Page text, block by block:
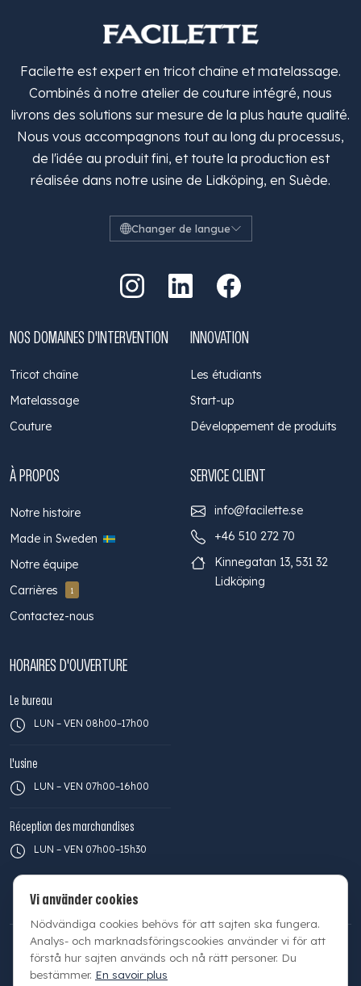
Facilette est expert en tricot chaîne et matelassage.
Combinés à notre atelier de couture intégré, nous
livrons des solutions sur mesure de la plus haute qualité.
Nous vous accompagnons tout au long du processus,
de l'idée au produit fini, et toute la production est
réalisée dans notre usine de Lidköping, en Suède.
Changer de langue
Aller sur Instagram
Aller sur LinkedIn
Aller sur
NOS DOMAINES D'INTERVENTION
Tricot chaîne
Matelassage
Couture
INNOVATION
Les étudiants
Start-up
Développement de produits
À PROPOS
Notre histoire
Made in Sweden
Notre équipe
Carrières
1
Contactez-nous
SERVICE CLIENT
info@facilette.se
+46 510 272 70
Kinnegatan 13, 531 32
Lidköping
HORAIRES D'OUVERTURE
Le bureau
LUN – VEN 08h00–17h00
L'usine
LUN – VEN 07h00–16h00
Réception des marchandises
LUN – VEN 07h00–15h30
© 2026 Facilette AB | Org.nr 556316-2014 |Politique de
confidentialité| Cookie-inställningar| Plan du site
Vi använder cookies
Nödvändiga cookies behövs för att sajten ska fungera.
Analys- och marknadsföringscookies använder vi för att
förstå hur sajten används och nå rätt personer. Du
bestämmer. En savoir plus